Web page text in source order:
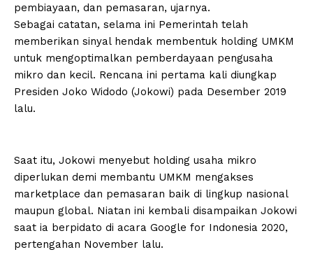
pembiayaan, dan pemasaran, ujarnya.
Sebagai catatan, selama ini Pemerintah telah
memberikan sinyal hendak membentuk holding UMKM
untuk mengoptimalkan pemberdayaan pengusaha
mikro dan kecil. Rencana ini pertama kali diungkap
Presiden Joko Widodo (Jokowi) pada Desember 2019
lalu.
Saat itu, Jokowi menyebut holding usaha mikro
diperlukan demi membantu UMKM mengakses
marketplace dan pemasaran baik di lingkup nasional
maupun global. Niatan ini kembali disampaikan Jokowi
saat ia berpidato di acara Google for Indonesia 2020,
pertengahan November lalu.